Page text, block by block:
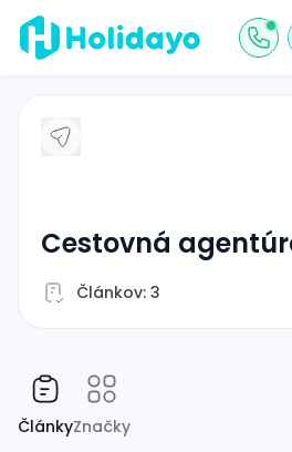
cestovná
Článkov: 3
ČlánkyZnačky